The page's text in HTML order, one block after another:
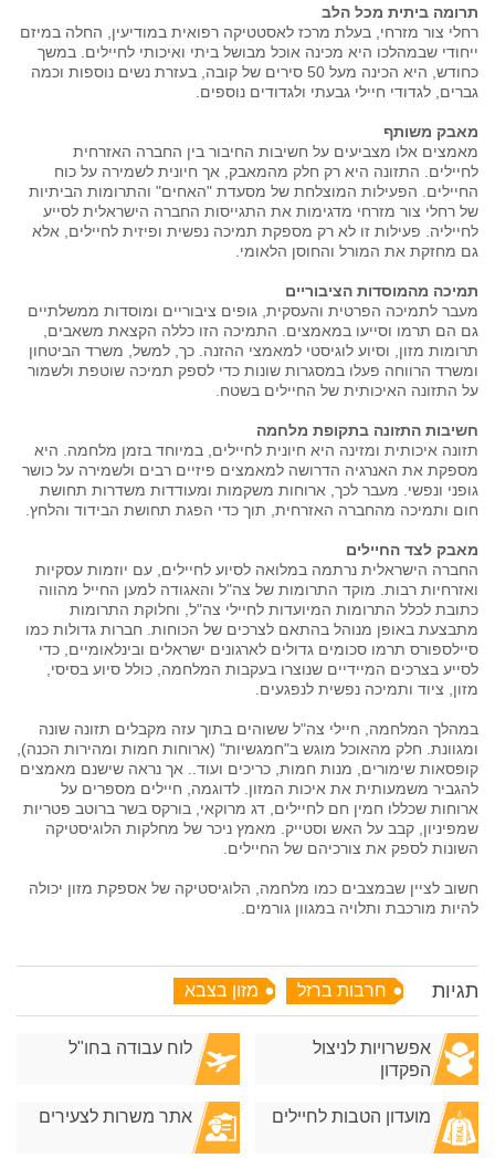
תרומה ביתית מכל הלב
רחלי צור מזרחי, בעלת מרכז לאסטטיקה רפואית במודיעין, החלה במיזם
ייחודי שבמהלכו היא מכינה אוכל מבושל ביתי ואיכותי לחיילים. במשך
כחודש, היא הכינה מעל 50 סירים של קובה, בעזרת נשים נוספות וכמה
גברים, לגדודי חיילי גבעתי ולגדודים נוספים.
מאבק משותף
מאמצים אלו מצביעים על חשיבות החיבור בין החברה האזרחית
לחיילים. התזונה היא רק חלק מהמאבק, אך חיונית לשמירה על כוח
החיילים. הפעילות המוצלחת של מסעדת "האחים" והתרומות הביתיות
של רחלי צור מזרחי מדגימות את התגייסות החברה הישראלית לסייע
לחייליה. פעילות זו לא רק מספקת תמיכה נפשית ופיזית לחיילים, אלא
גם מחזקת את המורל והחוסן הלאומי.
תמיכה מהמוסדות הציבוריים
מעבר לתמיכה הפרטית והעסקית, גופים ציבוריים ומוסדות ממשלתיים
גם הם תרמו וסייעו במאמצים. התמיכה הזו כללה הקצאת משאבים,
תרומות מזון, וסיוע לוגיסטי למאמצי ההזנה. כך, למשל, משרד הביטחון
ומשרד הרווחה פעלו במסגרות שונות כדי לספק תמיכה שוטפת ולשמור
על התזונה האיכותית של החיילים בשטח.
חשיבות התזונה בתקופת מלחמה
תזונה איכותית ומזינה היא חיונית לחיילים, במיוחד בזמן מלחמה. היא
מספקת את האנרגיה הדרושה למאמצים פיזיים רבים ולשמירה על כושר
גופני ונפשי. מעבר לכך, ארוחות משקמות ומעודדות משדרות תחושת
חום ותמיכה מהחברה האזרחית, תוך כדי הפגת תחושת הבידוד והלחץ.
מאבק לצד החיילים
החברה הישראלית נרתמה במלואה לסיוע לחיילים, עם יוזמות עסקיות
ואזרחיות רבות. מוקד התרומות של צה"ל והאגודה למען החייל מהווה
כתובת לכלל התרומות המיועדות לחיילי צה"ל, וחלוקת התרומות
מתבצעת באופן מנוהל בהתאם לצרכים של הכוחות​​. חברות גדולות כמו
סיילספורס תרמו סכומים גדולים לארגונים ישראלים ובינלאומיים, כדי
לסייע בצרכים המיידיים שנוצרו בעקבות המלחמה, כולל סיוע בסיסי,
מזון, ציוד ותמיכה נפשית לנפגעים​​.
במהלך המלחמה, חיילי צה"ל ששוהים בתוך עזה מקבלים תזונה שונה
ומגוונת. חלק מהאוכל מוגש ב"חמגשיות" (ארוחות חמות ומהירות הכנה),
קופסאות שימורים, מנות חמות, כריכים ועוד.. אך נראה שישנם מאמצים
להגביר משמעותית את איכות המזון. לדוגמה, חיילים מספרים על
ארוחות שכללו חמין חם לחיילים, דג מרוקאי, בורקס בשר ברוטב פטריות
שמפיניון, קבב על האש וסטייק. מאמץ ניכר של מחלקות הלוגיסטיקה
השונות לספק את צורכיהם של החיילים.
חשוב לציין שבמצבים כמו מלחמה, הלוגיסטיקה של אספקת מזון יכולה
להיות מורכבת ותלויה במגוון גורמים.
תגיות חרבות ברזל מזון בצבא
אפשרויות לניצול
הפקדון
לוח עבודה בחו"ל
מועדון הטבות לחיילים אתר משרות לצעירים